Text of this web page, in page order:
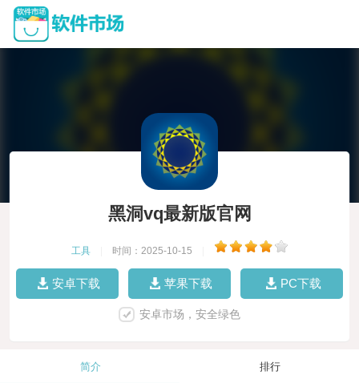
黑洞vq最新版官网
工具 时间：2025-10-15
安卓下载 苹果下载 PC下载
安卓市场，安全绿色
简介 排行